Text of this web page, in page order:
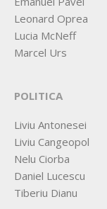
Leonard Oprea
Lucia McNeff
Marcel Urs
POLITICA
Liviu Antonesei
Liviu Cangeopol
Nelu Ciorba
Daniel Lucescu
Tiberiu Dianu